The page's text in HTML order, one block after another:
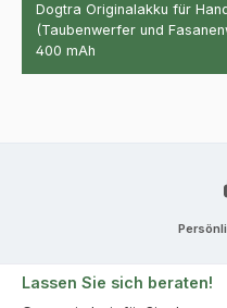
Dogtra Originalakku für
(Taubenwerfer und
400 mAh
Lassen Sie sich beraten!